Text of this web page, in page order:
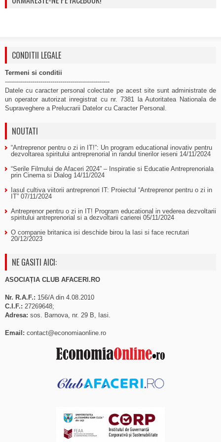
CONDITII LEGALE
Termeni si conditii
-----------------------------------------------------
Datele cu caracter personal colectate pe acest site sunt administrate de
un operator autorizat inregistrat cu nr. 7381 la Autoritatea Nationala de
Supraveghere a Prelucrarii Datelor cu Caracter Personal.
NOUTATI
“Antreprenor pentru o zi in IT!”: Un program educational inovativ pentru
dezvoltarea spiritului antreprenorial in randul tinerilor ieseni 14/11/2024
“Serile Filmului de Afaceri 2024” – Inspiratie si Educatie Antreprenoriala
prin Cinema si Dialog 14/11/2024
Iasul cultiva viitorii antreprenori IT: Proiectul “Antreprenor pentru o zi in
IT” 07/11/2024
Antreprenor pentru o zi in IT! Program educational in vederea dezvoltarii
spiritului antreprenorial si a dezvoltarii carierei 05/11/2024
O companie britanica isi deschide birou la Iasi si face recrutari
20/12/2023
NE GASITI AICI:
ASOCIAȚIA CLUB AFACERI.RO
Nr. R.A.F.: 156/A din 4.08.2010
C.I.F.: 27269648;
Adresa: sos. Barnova, nr. 29 B, Iasi.
Email: contact@economiaonline.ro